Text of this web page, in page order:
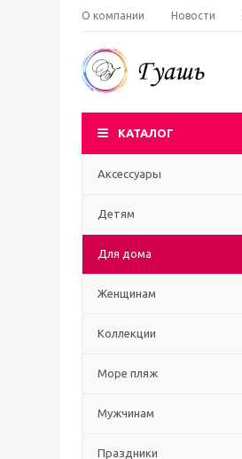
О компании Новости
КАТАЛОГ
Аксессуары
Детям
Для дома
Женщинам
Коллекции
Море пляж
Мужчинам
Праздники